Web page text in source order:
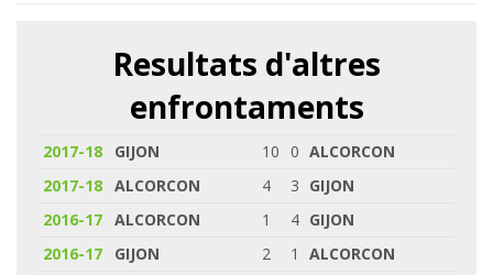
Resultats d'altres
enfrontaments
2017-18 GIJON 10 0 ALCORCON
2017-18 ALCORCON 4 3 GIJON
2016-17 ALCORCON 1 4 GIJON
2016-17
GIJON 2 1
ALCORCON